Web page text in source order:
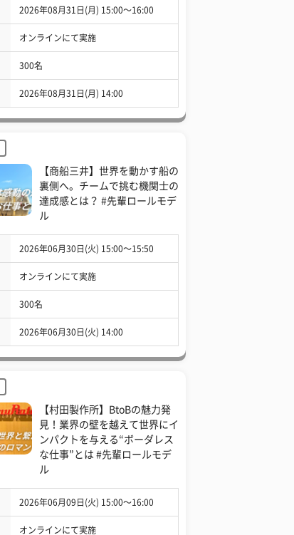
2026年08月31日(月) 15:00〜16:00
オンラインにて実施
300名
2026年08月31日(月) 14:00
【商船三井】世界を動かす船の
裏側へ。チームで挑む機関士の
達成感とは？ #先輩ロールモデ
ル
2026年06月30日(火) 15:00〜15:50
オンラインにて実施
300名
2026年06月30日(火) 14:00
【村田製作所】BtoBの魅力発
見！業界の壁を越えて世界にイ
ンパクトを与える“ボーダレス
な仕事”とは #先輩ロールモデ
ル
2026年06月09日(火) 15:00〜16:00
オンラインにて実施